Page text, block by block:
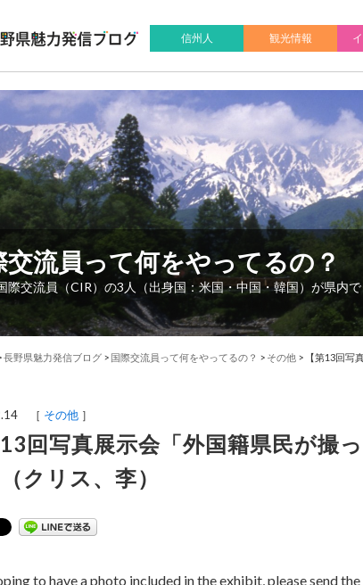
信州人
観光情報
交流員って何をやってるの？
際交流員（CIR）の3人（出身国：米国・中国・韓国）が県内
長野県魅力発信ブログ > 国際交流員って何をやってるの？ > その他 > 【第13回写
［ その他 ］
13回写真展示会「外国籍県民が撮
クリス、李）
to have a photo included in the exhibit, please send